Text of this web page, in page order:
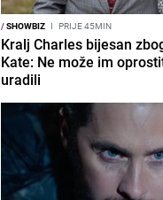
/SHOWBIZ I PRIJE 45MIN
Kralj Charles bijesan
Kate: Ne može im
uradili